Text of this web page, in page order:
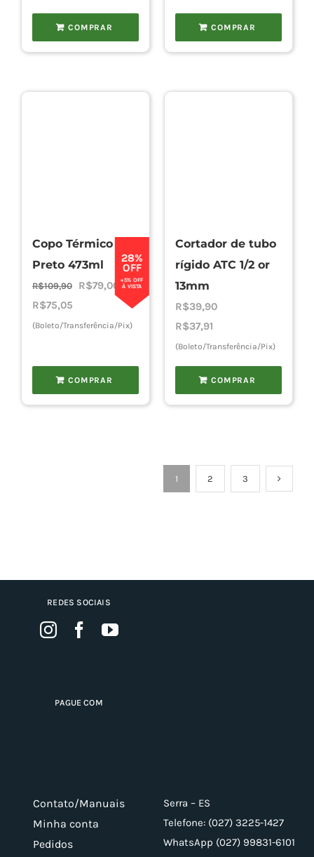
era:
R$89,00.
é:
COMPRAR COMPRAR
28%
OFF
+5% OFF
À VISTA
Copo Térmico
Preto 473ml
R$109,90
O
original
R$109,90.
R$79,00 O
preço
atual
R$79,00.
R$75,05
(Boleto/Transferência/Pix)
COMPRAR
Cortador de tubo
rígido ATC 1/2 or
13mm
R$39,90
R$37,91
(Boleto/Transferência/Pix)
COMPRAR
1 2 3
REDES SOCIAIS
PAGUE COM
Contato/Manuais
Minha conta
Pedidos
Serra – ES
Telefone: (027) 3225-1427
WhatsApp (027) 99831-6101